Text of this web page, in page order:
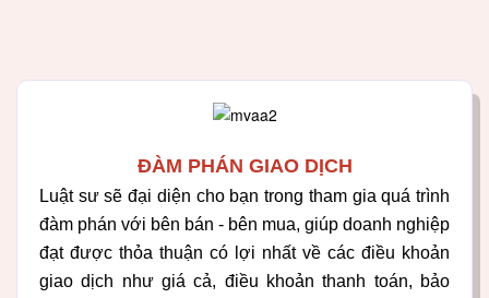
ĐÀM PHÁN GIAO DỊCH
Luật sư sẽ đại diện cho bạn trong tham gia quá trình
đàm phán với bên bán - bên mua, giúp doanh nghiệp
đạt được thỏa thuận có lợi nhất về các điều khoản
giao dịch như giá cả, điều khoản thanh toán, bảo